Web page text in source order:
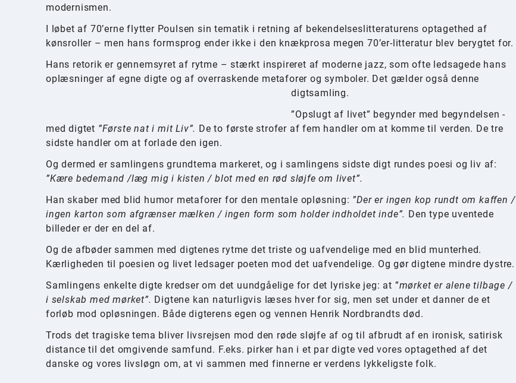
modernismen.
I løbet af 70’erne flytter Poulsen sin tematik i retning af bekendelseslitteraturens optagethed af
kønsroller – men hans formsprog ender ikke i den knækprosa megen 70’er-litteratur blev berygtet for.
Hans retorik er gennemsyret af rytme – stærkt inspireret af moderne jazz, som ofte ledsagede hans
oplæsninger af egne digte og af overraskende metaforer og symboler. Det gælder også denne
digtsamling.
”Opslugt af livet” begynder med begyndelsen -
med digtet ”Første nat i mit Liv”. De to første strofer af fem handler om at komme til verden. De tre
sidste handler om at forlade den igen.
Og dermed er samlingens grundtema markeret, og i samlingens sidste digt rundes poesi og liv af:
”Kære bedemand /læg mig i kisten / blot med en rød sløjfe om livet”.
Han skaber med blid humor metaforer for den mentale opløsning: ”Der er ingen kop rundt om kaffen /
ingen karton som afgrænser mælken / ingen form som holder indholdet inde”. Den type uventede
billeder er der en del af.
Og de afbøder sammen med digtenes rytme det triste og uafvendelige med en blid munterhed.
Kærligheden til poesien og livet ledsager poeten mod det uafvendelige. Og gør digtene mindre dystre.
Samlingens enkelte digte kredser om det uundgåelige for det lyriske jeg: at ”mørket er alene tilbage /
i selskab med mørket”. Digtene kan naturligvis læses hver for sig, men set under et danner de et
forløb mod opløsningen. Både digterens egen og vennen Henrik Nordbrandts død.
Trods det tragiske tema bliver livsrejsen mod den røde sløjfe af og til afbrudt af en ironisk, satirisk
distance til det omgivende samfund. F.eks. pirker han i et par digte ved vores optagethed af det
danske og vores livsløgn om, at vi sammen med finnerne er verdens lykkeligste folk.